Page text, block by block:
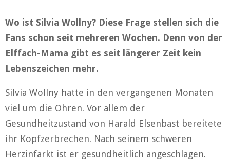
Wo ist Silvia Wollny? Diese Frage stellen sich die
Fans schon seit mehreren Wochen. Denn von der
Elffach-Mama gibt es seit längerer Zeit kein
Lebenszeichen mehr.
Silvia Wollny hatte in den vergangenen Monaten
viel um die Ohren. Vor allem der
Gesundheitzustand von Harald Elsenbast bereitete
ihr Kopfzerbrechen. Nach seinem schweren
Herzinfarkt ist er gesundheitlich angeschlagen.